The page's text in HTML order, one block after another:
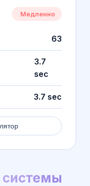
Медленно
63
3.7
sec
3.7 sec
системы